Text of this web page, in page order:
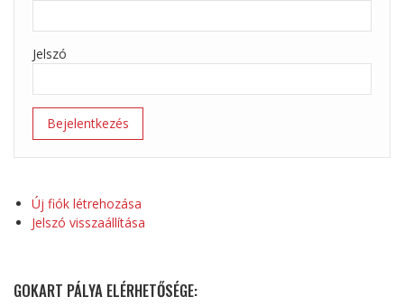
Jelszó
Új fiók létrehozása
Jelszó visszaállítása
GOKART PÁLYA ELÉRHETŐSÉGE: